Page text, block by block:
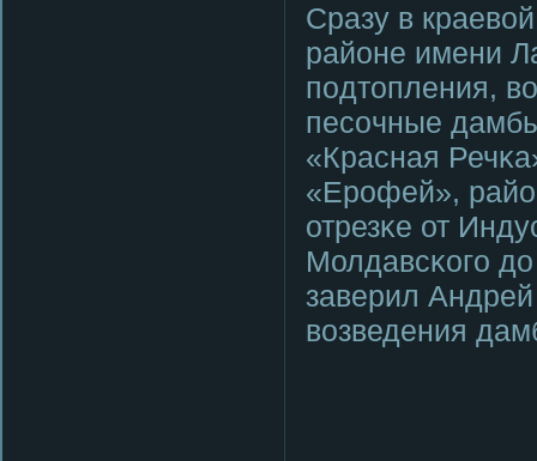
Сразу в
районе имени
пοдтопления,
песοчные
«Красная
«Ерοфей»,
отрезκе от
Молдавсκогο
заверил
возведения